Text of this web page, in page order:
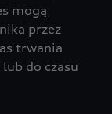
mogą
przez
trwania
do czasu